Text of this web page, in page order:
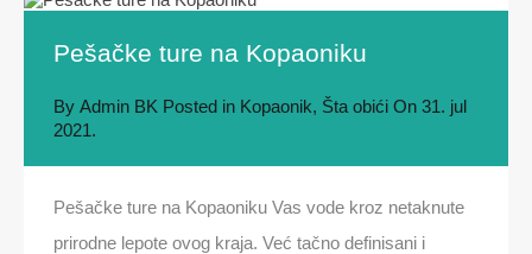
Pešačke ture na Kopaoniku
By Admin BK Posted in Kopaonik, Šta obići On 31. jul
2021.
Pešačke ture na Kopaoniku Vas vode kroz netaknute
prirodne lepote ovog kraja. Već tačno definisani i